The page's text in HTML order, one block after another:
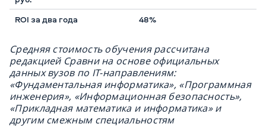
48%
Средняя стоимость обучения рассчитана
редакцией Сравни на основе официальных
данных вузов по IT-направлениям:
«Фундаментальная информатика», «Программная
инженерия», «Информационная безопасность»,
«Прикладная математика и информатика» и
другим смежным специальностям